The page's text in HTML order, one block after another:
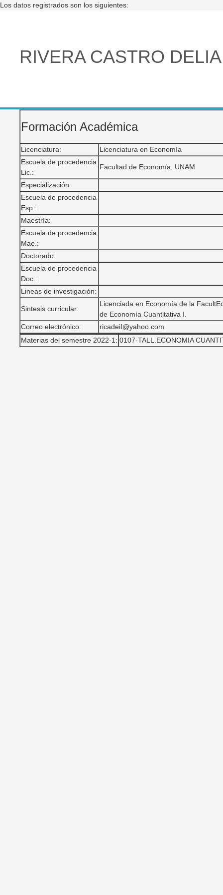
Los datos registrados son los siguientes:
RIVERA CASTRO
Formación Académica
Licenciatura:
Licenciatura en Economía
Escuela de procedencia
Lic.:
Facultad de Economía, UNAM
Especialización:
Escuela de procedencia
Esp.:
Maestría:
Escuela de procedencia
Mae.:
Doctorado:
Escuela de procedencia
Doc.:
Lineas de investigación:
Sintesis curricular:
Licenciada en Economía de la
de Economía Cuantitativa I.
Correo electrónico:
ricadeiI@yahoo.com
Materias del semestre 2022-1: 0107-TALL.ECONOMIA